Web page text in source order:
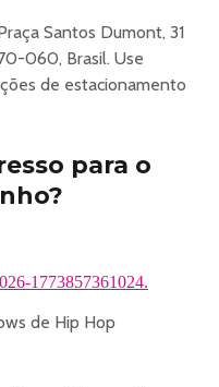
Trio
e Festas. Tudo
para o Cristo
Santos Dumont, 31
060, Brasil. Use
de estacionamento
para o
1773857361024.
de Hip Hop